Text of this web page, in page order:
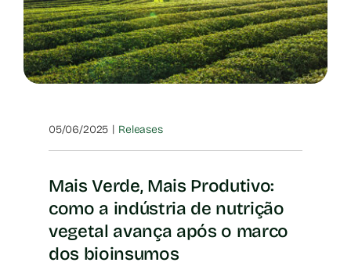
05/06/2025 | Releases
Mais Verde, Mais Produtivo:
como a indústria de nutrição
vegetal avança após o marco
dos bioinsumos